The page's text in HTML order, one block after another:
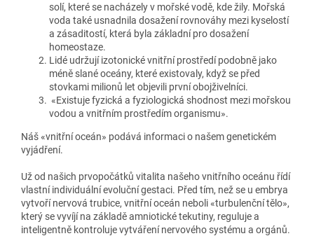
solí, které se nacházely v mořské vodě, kde žily. Mořská
voda také usnadnila dosažení rovnováhy mezi kyselostí
a zásaditostí, která byla základní pro dosažení
homeostaze.
Lidé udržují izotonické vnitřní prostředí podobně jako
méně slané oceány, které existovaly, když se před
stovkami milionů let objevili první obojživelníci.
«Existuje fyzická a fyziologická shodnost mezi mořskou
vodou a vnitřním prostředím organismu».
Náš «vnitřní oceán» podává informaci o našem genetickém
vyjádření.
Už od našich prvopočátků vitalita našeho vnitřního oceánu řídí
vlastní individuální evoluční gestaci. Před tím, než se u embrya
vytvoří nervová trubice, vnitřní oceán neboli «turbulenční tělo»,
který se vyvíjí na základě amniotické tekutiny, reguluje a
inteligentně kontroluje vytváření nervového systému a orgánů.